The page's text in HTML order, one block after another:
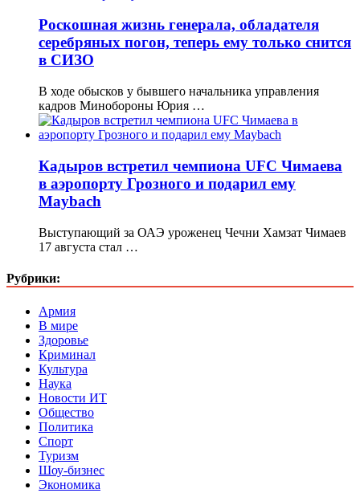
Роскошная жизнь генерала, обладателя
серебряных погон, теперь ему только снится
в СИЗО
В ходе обысков у бывшего начальника управления
кадров Минобороны Юрия …
Кадыров встретил чемпиона UFC Чимаева
в аэропорту Грозного и подарил ему
Maybach
Выступающий за ОАЭ уроженец Чечни Хамзат Чимаев
17 августа стал …
Рубрики:
Армия
В мире
Здоровье
Криминал
Культура
Наука
Новости ИТ
Общество
Политика
Спорт
Туризм
Шоу-бизнес
Экономика